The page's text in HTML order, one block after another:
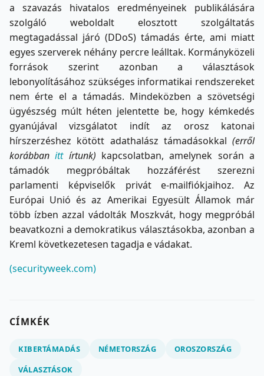
a szavazás hivatalos eredményeinek publikálására
szolgáló weboldalt elosztott szolgáltatás
megtagadással járó (DDoS) támadás érte, ami miatt
egyes szerverek néhány percre leálltak. Kormányközeli
források szerint azonban a választások
lebonyolításához szükséges informatikai rendszereket
nem érte el a támadás. Mindeközben a szövetségi
ügyészség múlt héten jelentette be, hogy kémkedés
gyanújával vizsgálatot indít az orosz katonai
hírszerzéshez kötött adathalász támadásokkal (erről
korábbanittírtunk) kapcsolatban, amelynek során a
támadók megpróbáltak hozzáférést szerezni
parlamenti képviselők privát e-mailfiókjaihoz. Az
Európai Unió és az Amerikai Egyesült Államok már
több ízben azzal vádolták Moszkvát, hogy megpróbál
beavatkozni a demokratikus választásokba, azonban a
Kreml következetesen tagadja e vádakat.
(securityweek.com)
CÍMKÉK
KIBERTÁMADÁS NÉMETORSZÁG
OROSZORSZÁG
VÁLASZTÁSOK